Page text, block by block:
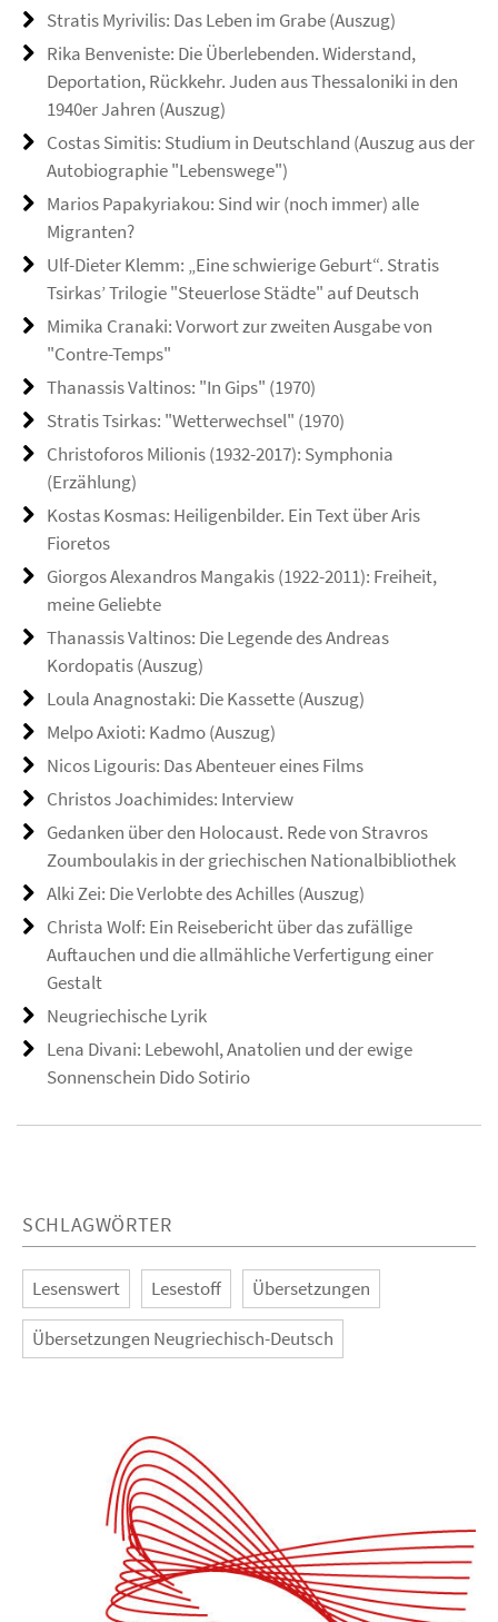
Stratis Myrivilis: Das Leben im Grabe (Auszug)
Rika Benveniste: Die Überlebenden. Widerstand,
Deportation, Rückkehr. Juden aus Thessaloniki in den
1940er Jahren (Auszug)
Costas Simitis: Studium in Deutschland (Auszug aus der
Autobiographie "Lebenswege")
Marios Papakyriakou: Sind wir (noch immer) alle
Migranten?
Ulf-Dieter Klemm: „Eine schwierige Geburt“. Stratis
Tsirkas’ Trilogie "Steuerlose Städte" auf Deutsch
Mimika Cranaki: Vorwort zur zweiten Ausgabe von
"Contre-Temps"
Thanassis Valtinos: "In Gips" (1970)
Stratis Tsirkas: "Wetterwechsel" (1970)
Christoforos Milionis (1932-2017): Symphonia
(Erzählung)
Kostas Kosmas: Heiligenbilder. Ein Text über Aris
Fioretos
Giorgos Alexandros Mangakis (1922-2011): Freiheit,
meine Geliebte
Thanassis Valtinos: Die Legende des Andreas
Kordopatis (Auszug)
Loula Anagnostaki: Die Kassette (Auszug)
Melpo Axioti: Kadmo (Auszug)
Nicos Ligouris: Das Abenteuer eines Films
Christos Joachimides: Interview
Gedanken über den Holocaust. Rede von Stravros
Zoumboulakis in der griechischen Nationalbibliothek
Alki Zei: Die Verlobte des Achilles (Auszug)
Christa Wolf: Ein Reisebericht über das zufällige
Auftauchen und die allmähliche Verfertigung einer
Gestalt
Neugriechische Lyrik
Lena Divani: Lebewohl, Anatolien und der ewige
Sonnenschein Dido Sotirio
SCHLAGWÖRTER
Lesenswert Lesestoff Übersetzungen
Übersetzungen Neugriechisch-Deutsch